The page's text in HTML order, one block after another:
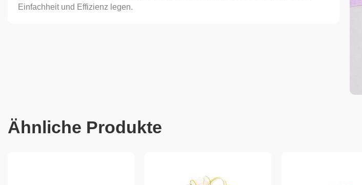
Einfachheit und Effizienz legen.
Ähnliche Produkte